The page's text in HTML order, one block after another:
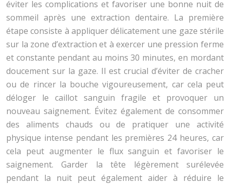
éviter les complications et favoriser une bonne nuit de
sommeil après une extraction dentaire. La première
étape consiste à appliquer délicatement une gaze stérile
sur la zone d’extraction et à exercer une pression ferme
et constante pendant au moins 30 minutes, en mordant
doucement sur la gaze. Il est crucial d’éviter de cracher
ou de rincer la bouche vigoureusement, car cela peut
déloger le caillot sanguin fragile et provoquer un
nouveau saignement. Évitez également de consommer
des aliments chauds ou de pratiquer une activité
physique intense pendant les premières 24 heures, car
cela peut augmenter le flux sanguin et favoriser le
saignement. Garder la tête légèrement surélevée
pendant la nuit peut également aider à réduire le